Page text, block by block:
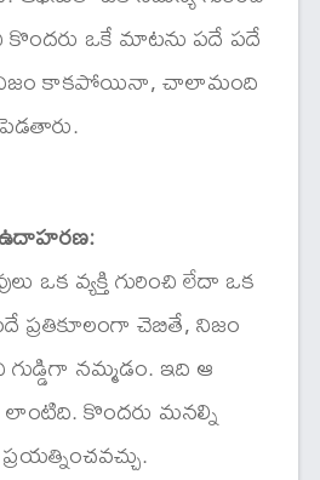
కొందరు ఒకే మాటను పదే పదే
నిజం కాకపోయినా, చాలామంది
ఉదాహరణ:
ఒక వ్యక్తి గురించి లేదా ఒక
ప్రతికూలంగా చెబితే, నిజం
నమ్మడం. ఇది ఆ
లాంటిది. కొందరు మనల్ని